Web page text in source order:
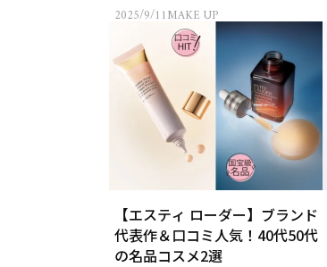
2025/9/11MAKE UP
【エスティ ローダー】ブランド
代表作＆口コミ人気！40代50代
の名品コスメ2選